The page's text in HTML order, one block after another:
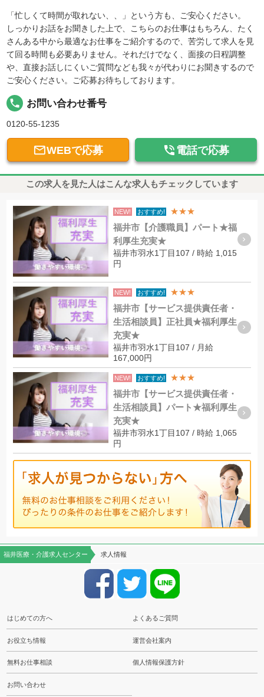
「忙しくて時間が取れない、、」という方も、ご安心ください。
しっかりお話をお聞きした上で、こちらのお仕事はもちろん、たく
さんある中から最適なお仕事をご紹介するので、苦労して求人を見
て回る時間も必要ありません。それだけでなく、面接の日程調整
や、直接お話しにくいご質問なども我々が代わりにお聞きするので
ご安心ください。ご応募お待ちしております。
local_phone お問い合わせ番号
0120-55-1235
WEBで応募  電話で応募
この求人を見た人はこんな求人もチェックしています
NEW! おすすめ! ★★★
福井市【介護職員】パート★福
利厚生充実★
福井市羽水1丁目107 / 時給 1,015
円
NEW! おすすめ! ★★★
福井市【サービス提供責任者・
生活相談員】正社員★福利厚生
充実★
福井市羽水1丁目107 / 月給
167,000円
NEW! おすすめ! ★★★
福井市【サービス提供責任者・
生活相談員】パート★福利厚生
充実★
福井市羽水1丁目107 / 時給 1,065
円
福井医療・介護求人センター 求人情報
はじめての方へ よくあるご質問
お役立ち情報 運営会社案内
無料お仕事相談 個人情報保護方針
お問い合わせ